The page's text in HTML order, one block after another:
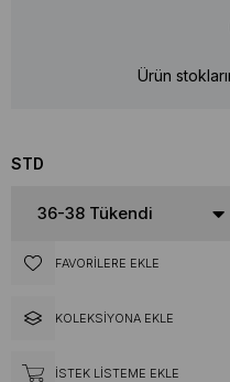
Ürün
STD
FAVORILERE EKLE
KOLEKSIYONA EKLE
İSTEK LISTEME EKLE